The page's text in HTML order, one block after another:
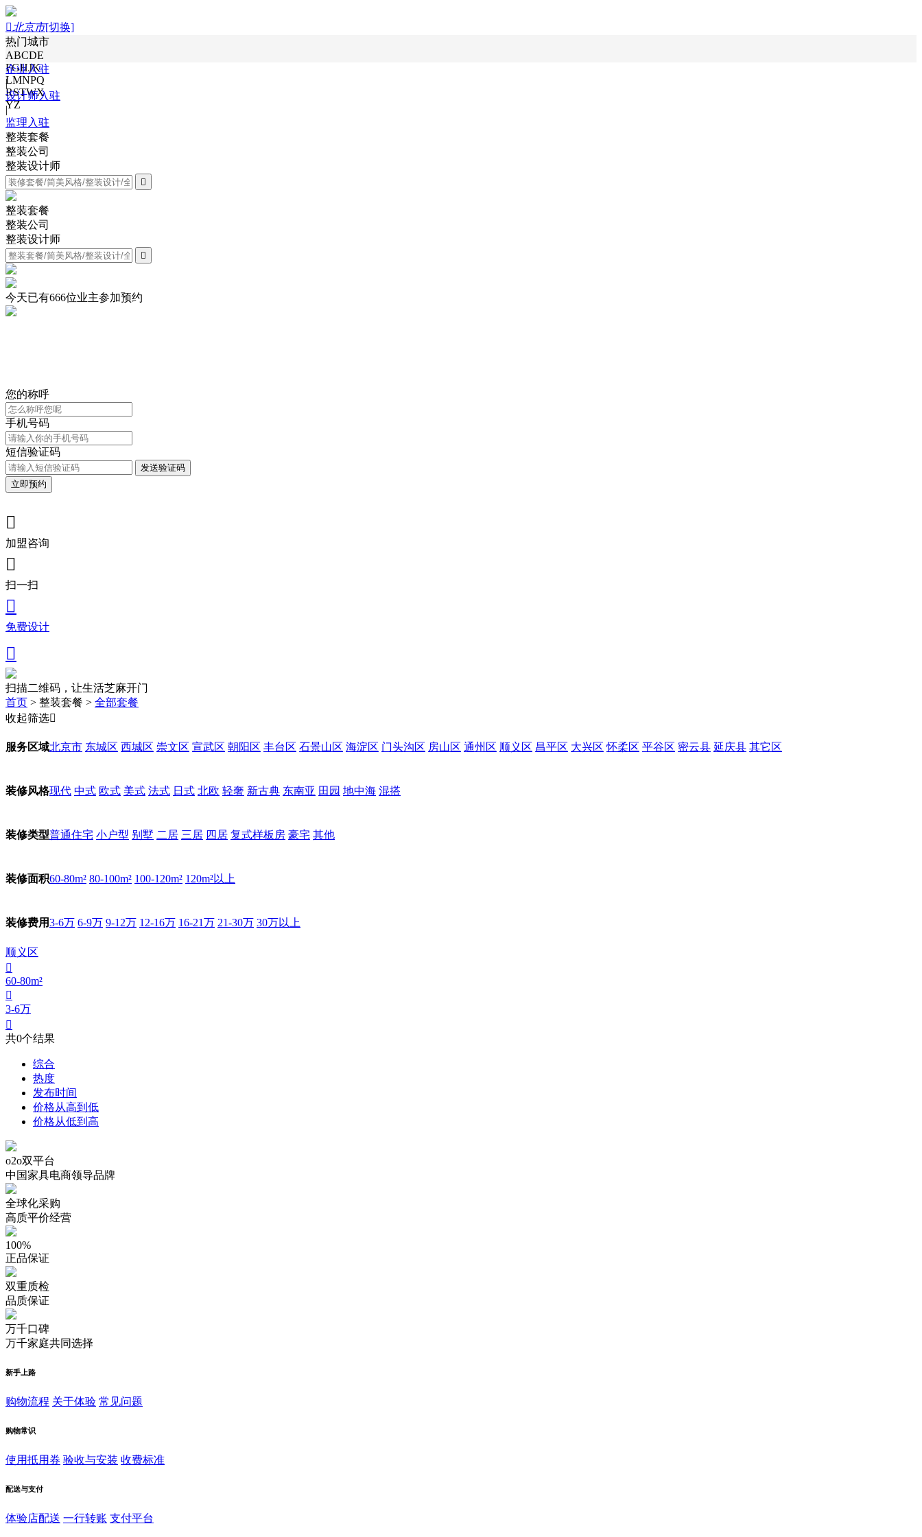
 北京市[切换]
热门城市
ABCDE
FGHJK
LMNPQ
RSTWX
YZ
企业入驻
|
设计师入驻
|
监理入驻
整装套餐
整装公司
整装设计师

整装套餐
整装公司
整装设计师

今天已有666位业主参加预约
您的称呼
手机号码
短信验证码
发送验证码
立即预约

加盟咨询

扫一扫

免费设计

扫描二维码，让生活芝麻开门
首页 > 整装套餐 > 全部套餐
收起筛选
服务区域北京市 东城区 西城区 崇文区 宣武区 朝阳区 丰台区 石景山区 海淀区 门头沟区 房山区 通州区 顺义区 昌平区 大兴区 怀柔区 平谷区 密云县 延庆县 其它区
装修风格现代 中式 欧式 美式 法式 日式 北欧 轻奢 新古典 东南亚 田园 地中海 混搭
装修类型普通住宅 小户型 别墅 二居 三居 四居 复式样板房 豪宅 其他
装修面积60-80m² 80-100m² 100-120m² 120m²以上
装修费用3-6万 6-9万 9-12万 12-16万 16-21万 21-30万 30万以上
顺义区

60-80m²

3-6万

共0个结果
综合
热度
发布时间
价格从高到低
价格从低到高
o2o双平台
中国家具电商领导品牌
全球化采购
高质平价经营
100%
正品保证
双重质检
品质保证
万千口碑
万千家庭共同选择
新手上路
购物流程 关于体验 常见问题
购物常识
使用抵用券 验收与安装 收费标准
配送与支付
体验店配送 一行转账 支付平台